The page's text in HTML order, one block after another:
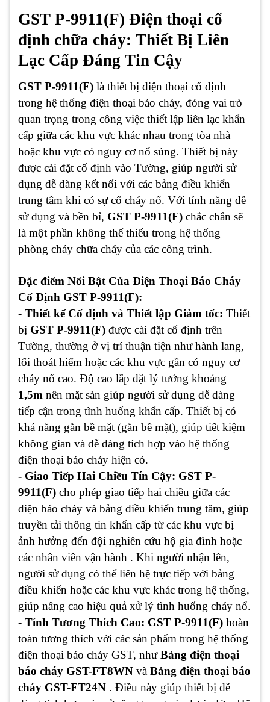
GST P-9911(F) Điện thoại cố
định chữa cháy: Thiết Bị Liên
Lạc Cấp Đáng Tin Cậy
GST P-9911(F) là thiết bị điện thoại cố định
trong hệ thống điện thoại báo cháy, đóng vai trò
quan trọng trong công việc thiết lập liên lạc khẩn
cấp giữa các khu vực khác nhau trong tòa nhà
hoặc khu vực có nguy cơ nổ súng. Thiết bị này
được cài đặt cố định vào Tường, giúp người sử
dụng dễ dàng kết nối với các bảng điều khiển
trung tâm khi có sự cố cháy nổ. Với tính năng dễ
sử dụng và bền bỉ, GST P-9911(F) chắc chắn sẽ
là một phần không thể thiếu trong hệ thống
phòng cháy chữa cháy của các công trình.
Đặc điểm Nổi Bật Của Điện Thoại Báo Cháy
Cố Định GST P-9911(F):
- Thiết kế Cố định và Thiết lập Giảm tốc: Thiết
bị GST P-9911(F) được cài đặt cố định trên
Tường, thường ở vị trí thuận tiện như hành lang,
lối thoát hiểm hoặc các khu vực gần có nguy cơ
cháy nổ cao. Độ cao lắp đặt lý tưởng khoảng
1,5m nên mặt sàn giúp người sử dụng dễ dàng
tiếp cận trong tình huống khẩn cấp. Thiết bị có
khả năng gắn bề mặt (gắn bề mặt), giúp tiết kiệm
không gian và dễ dàng tích hợp vào hệ thống
điện thoại báo cháy hiện có.
- Giao Tiếp Hai Chiều Tín Cậy: GST P-
9911(F) cho phép giao tiếp hai chiều giữa các
điện báo cháy và bảng điều khiển trung tâm, giúp
truyền tải thông tin khẩn cấp từ các khu vực bị
ảnh hưởng đến đội nghiên cứu hộ gia đình hoặc
các nhân viên vận hành . Khi người nhận lên,
người sử dụng có thể liên hệ trực tiếp với bảng
điều khiển hoặc các khu vực khác trong hệ thống,
giúp nâng cao hiệu quả xử lý tình huống cháy nổ.
- Tính Tương Thích Cao: GST P-9911(F) hoàn
toàn tương thích với các sản phẩm trong hệ thống
điện thoại báo cháy GST, nhưBảng điện thoại
báo cháy GST-FT8WN và Bảng điện thoại báo
cháy GST-FT24N . Điều này giúp thiết bị dễ